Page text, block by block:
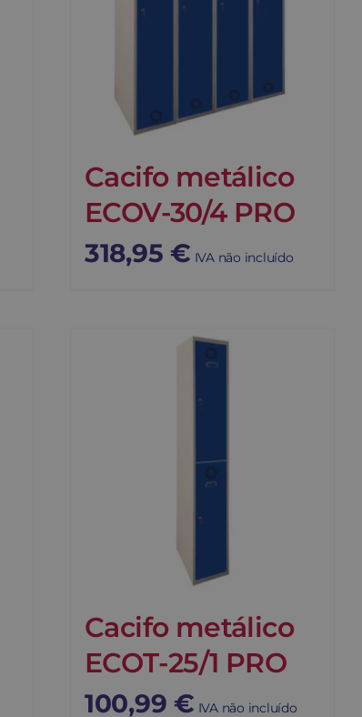
Cacifo metálico
ECOV-30/4 PRO
318,95 € IVA não incluído
Cacifo metálico
ECOT-25/1 PRO
100,99 € IVA não incluído